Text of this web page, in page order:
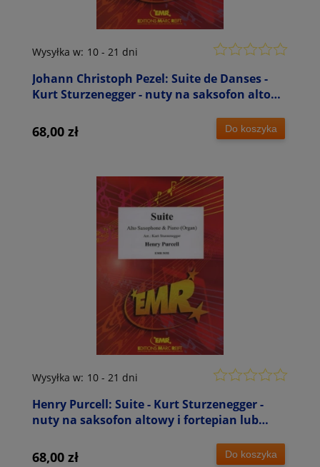
Johann Christoph Pezel: Suite de Danses -
Kurt Sturzenegger - nuty na saksofon altowy
Wysyłka w: 10 - 21 dni
68,00 zł Do koszyka
Henry Purcell: Suite - Kurt Sturzenegger -
nuty na saksofon altowy i fortepian lub
Wysyłka w: 10 - 21 dni
68,00 zł Do koszyka